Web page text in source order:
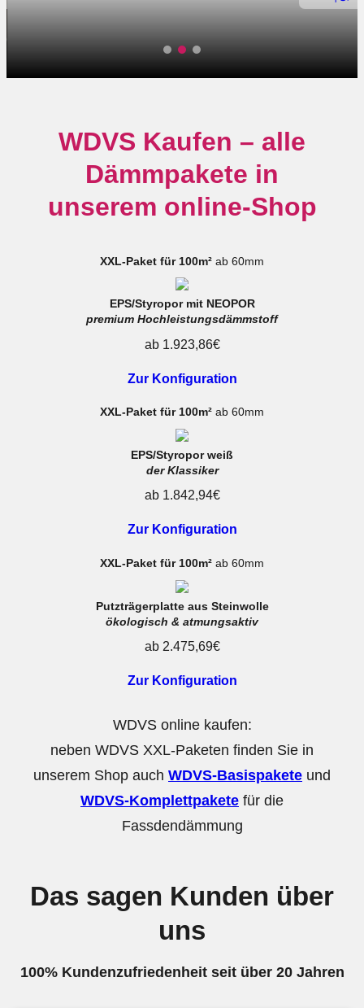
WDVS Kaufen – alle
Dämmpakete in
unserem online-Shop
XXL-Paket für 100m² ab 60mm
EPS/Styropor mit NEOPOR
premium Hochleistungsdämmstoff
ab 1.923,86€
Zur Konfiguration
XXL-Paket für 100m² ab 60mm
EPS/Styropor weiß
der Klassiker
ab 1.842,94€
Zur Konfiguration
XXL-Paket für 100m² ab 60mm
Putzträgerplatte aus Steinwolle
ökologisch & atmungsaktiv
ab 2.475,69€
Zur Konfiguration
WDVS online kaufen:
neben WDVS XXL-Paketen finden Sie in
unserem Shop auch WDVS-Basispakete und
WDVS-Komplettpakete für die
Fassdendämmung
Das sagen Kunden über
uns
100% Kundenzufriedenheitseit über 20 Jahren